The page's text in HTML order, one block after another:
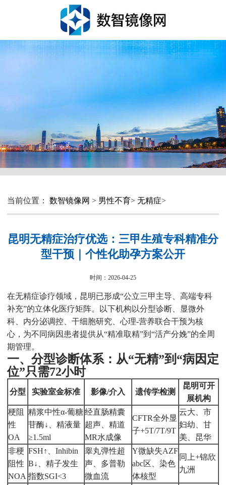
当前位置： 数智镜像网 > 男性不育> 无精症>
昆明无精症治疗优选：三甲生殖专科精准分
型干预｜个性化助孕方案公开
时间：2026-04-25
在无精症诊疗领域，昆明已形成“公立三甲主导、高端专科
补充”的立体化医疗矩阵。以下机构以分型诊断、显微外
科、内分泌调控、干细胞研究、心理-营养联合干预为核
心，为不同病因患者提供从“精准取精”到“活产分娩”的全周
期管理。
一、分型诊断体系：从“无精”到“病因定
位”只需72小时
分型 实验室金标准 影像/介入 遗传学检测
昆明可开
展机构
梗阻
性
OA
精浆中性α-葡糖
苷酶↓、精液量
≥1.5ml
经直肠精囊
超声、精道
MR水成像
CFTR全外显
子+5T/7T/9T
云大、市
妇幼、甘
美、昆华
非梗
阻性
NOA
FSH↑、Inhibin
B↓、精子发生
指数SGI<3
睾丸弹性超
声、多普勒
微血流
Y微缺失AZF
abc区、染色
体核型
同上+锦欣
九洲